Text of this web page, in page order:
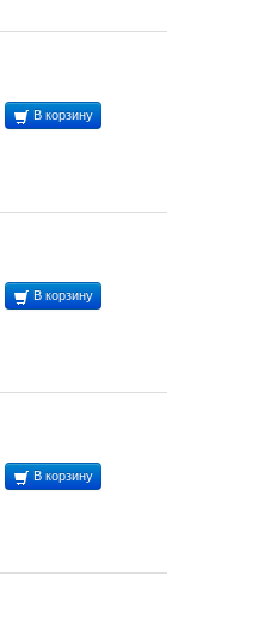
В корзину
В корзину
В корзину